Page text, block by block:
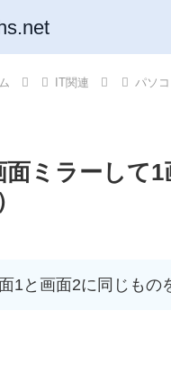
IT関連 パソ
面ミラーして
1と画面2に同じもの